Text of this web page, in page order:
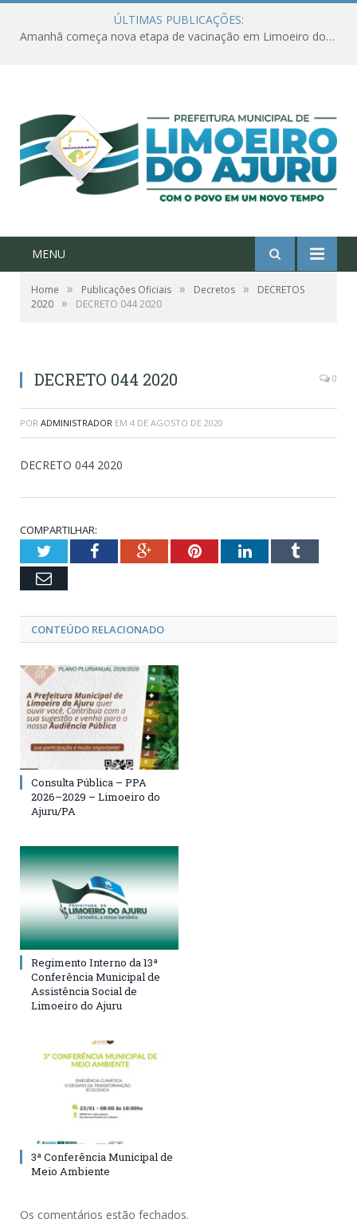
ÚLTIMAS PUBLICAÇÕES:
Amanhã começa nova etapa de vacinação em Limoeiro do Ajuru para idosos com 65 ou mais
MENU
Home » Publicações Oficiais » Decretos »
DECRETOS
2020 » DECRETO 044 2020
DECRETO 044 2020 0
POR ADMINISTRADOR EM 4 DE AGOSTO DE 2020
DECRETO 044 2020
COMPARTILHAR:
TwitterFacebookGoogle+PinterestLinkedInTumblr
Email
CONTEÚDO RELACIONADO
Consulta Pública – PPA
2026–2029 – Limoeiro do
Ajuru/PA
Regimento Interno da 13ª
Conferência Municipal de
Assistência Social de
Limoeiro do Ajuru
3ª Conferência Municipal de
Meio Ambiente
Os comentários estão fechados.